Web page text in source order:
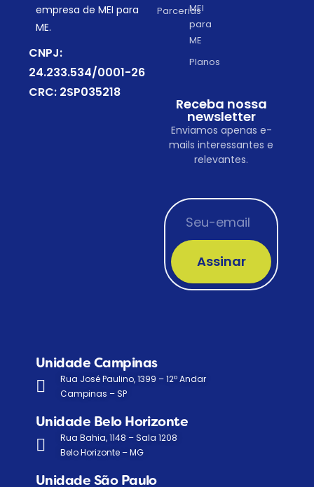
empresa de MEI para
ME.
CNPJ:
24.233.534/0001-26
CRC: 2SP035218
Parcerias
MEI
para
ME
Planos
Receba nossa
newsletter
Enviamos apenas e-
mails interessantes e
relevantes.
Assinar
Unidade Campinas
Rua José Paulino, 1399 – 12º Andar
Campinas – SP
Unidade Belo Horizonte
Rua Bahia, 1148 – Sala 1208
Belo Horizonte – MG
Unidade São Paulo